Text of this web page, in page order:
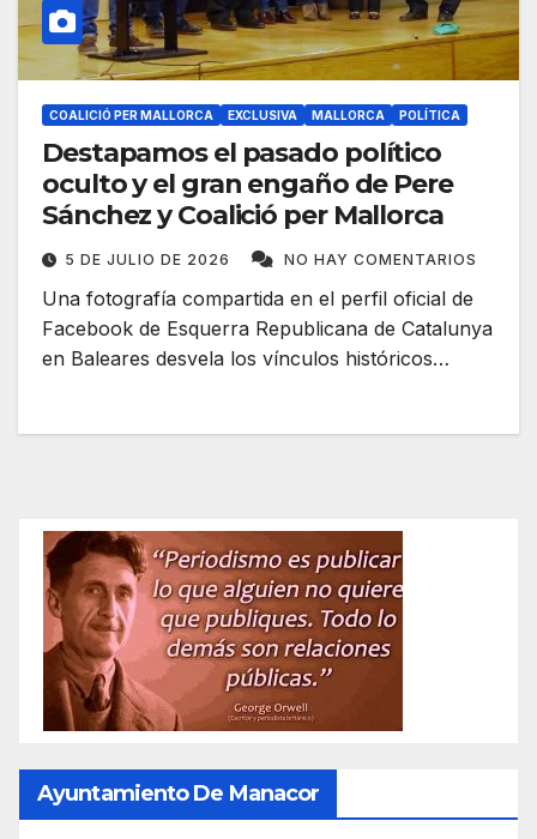
COALICIÓ PER MALLORCA EXCLUSIVA MALLORCA POLÍTICA
Destapamos el pasado político
oculto y el gran engaño de Pere
Sánchez y Coalició per Mallorca
5 DE JULIO DE 2026 NO HAY COMENTARIOS
Una fotografía compartida en el perfil oficial de
Facebook de Esquerra Republicana de Catalunya
en Baleares desvela los vínculos históricos…
Ayuntamiento De Manacor